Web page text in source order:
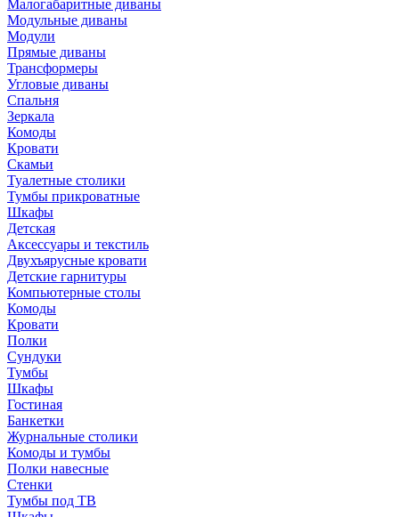
Малогабаритные диваны
Модульные диваны
Модули
Прямые диваны
Трансформеры
Угловые диваны
Спальня
Зеркала
Комоды
Кровати
Скамьи
Туалетные столики
Тумбы прикроватные
Шкафы
Детская
Аксессуары и текстиль
Двухъярусные кровати
Детские гарнитуры
Компьютерные столы
Комоды
Кровати
Полки
Сундуки
Тумбы
Шкафы
Гостиная
Банкетки
Журнальные столики
Комоды и тумбы
Полки навесные
Стенки
Тумбы под ТВ